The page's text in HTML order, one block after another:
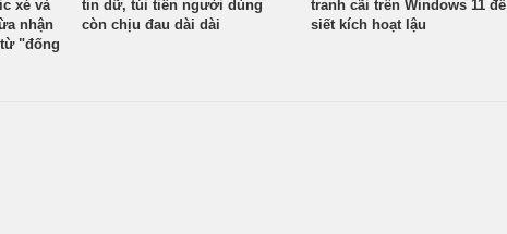
xé và
nhận
"đống
tin dữ, túi tiền người dùng
còn chịu đau dài dài
tranh cãi trên Windows 11 để
siết kích hoạt lậu